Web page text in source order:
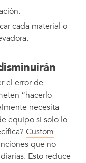
cada material o
el error de
“hacerlo
necesita
equipo si solo lo
Custom
que no
Esto reduce